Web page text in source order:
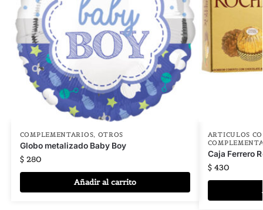
COMPLEMENTARIOS, OTROS
Globo metalizado Baby Boy
$280
Añadir al carrito
ARTICULOS
Caja Ferrero
$430